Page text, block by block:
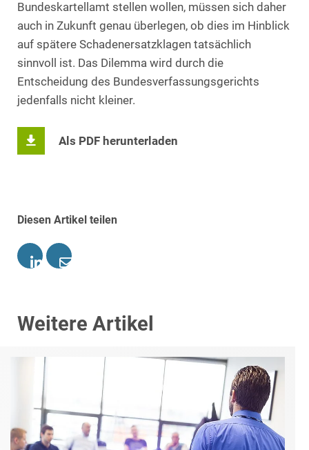
Bundeskartellamt stellen wollen, müssen sich daher
auch in Zukunft genau überlegen, ob dies im Hinblick
auf spätere Schadenersatzklagen tatsächlich
sinnvoll ist. Das Dilemma wird durch die
Entscheidung des Bundesverfassungsgerichts
jedenfalls nicht kleiner.
Als PDF herunterladen
Diesen Artikel teilen
Weitere Artikel